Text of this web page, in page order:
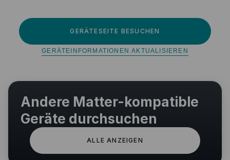
GERÄTESEITE BESUCHEN
GERÄTEINFORMATIONEN AKTUALISIEREN
Andere Matter-kompatible
Geräte durchsuchen
ALLE ANZEIGEN